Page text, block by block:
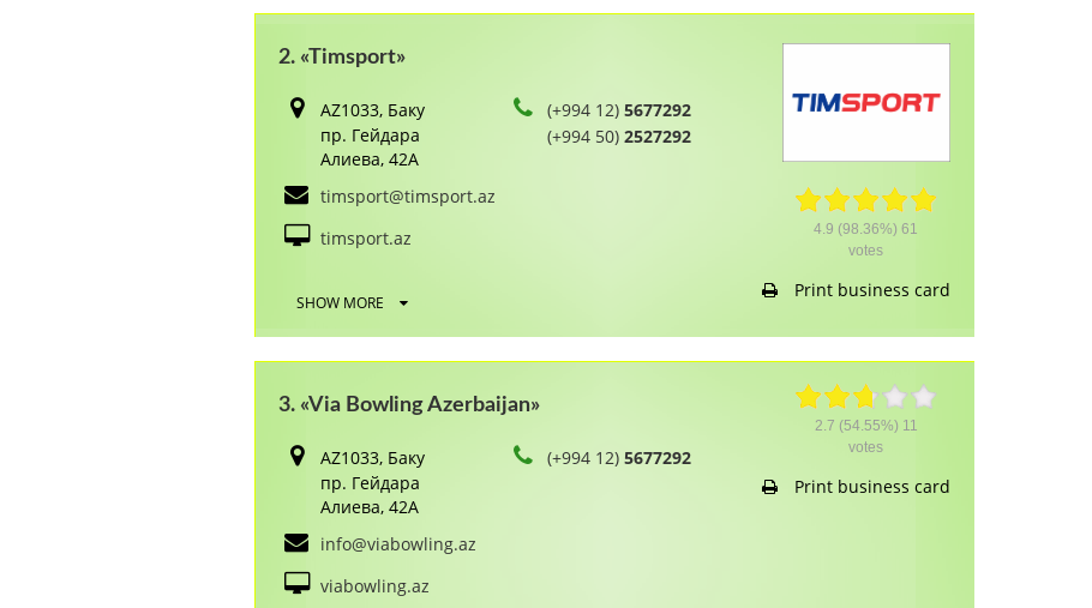
2. «Timsport»
AZ1033, Баку
пр. Гейдара
Алиева, 42А
(+994 12)5677292
(+994 50)2527292
timsport@timsport.az
timsport.az
SHOW MORE
4.9 (98.36%)61
votes
Print business card
3. «Via Bowling Azerbaijan»
AZ1033, Баку
пр. Гейдара
Алиева, 42А
(+994 12)5677292
info@viabowling.az
viabowling.az
2.7 (54.55%) 11
votes
Print business card